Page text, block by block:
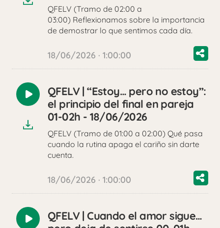
QFELV (Tramo de 02:00 a
03:00) Reflexionamos sobre la importancia
de demostrar lo que sentimos cada día.
18/06/2026 · 1:00:00
Reproducir
audio
QFELV | “Estoy… pero no estoy”:
el principio del final en pareja
01-02h - 18/06/2026
QFELV (Tramo de 01:00 a 02:00) Qué pasa
cuando la rutina apaga el cariño sin darte
cuenta.
18/06/2026 · 1:00:00
Reproducir
QFELV | Cuando el amor sigue…